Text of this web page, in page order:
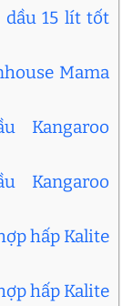
dầu 15 lít tốt
Mama
Kangaroo
Kangaroo
hấp Kalite
hấp Kalite